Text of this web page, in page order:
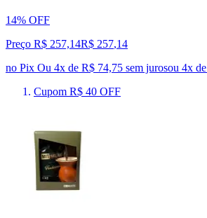
14% OFF
Preço R$ 257,14R$ 257,14
no Pix Ou 4x de R$ 74,75 sem jurosou 4x de
Cupom R$ 40 OFF